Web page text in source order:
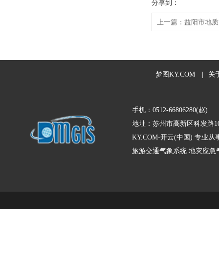
分享到：
上一篇： 益阳市地
梦图KY.COM | 关
手机：0512-66806280(赵)
地址：苏州市高新区科发路
KY.COM-开云(中国) 专业从
旅游交通气象系统 地灾应急